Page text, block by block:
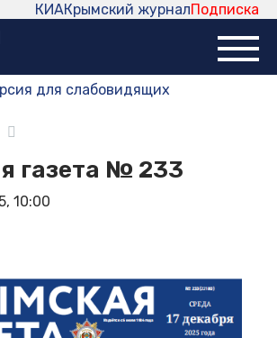
Подписка
Крымский журнал
КИА
для слабовидящих
газета № 233
10:00